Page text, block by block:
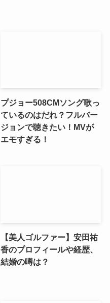
プジョー508CMソング歌っ
ているのはだれ？フルバー
ジョンで聴きたい！MVが
エモすぎる！
【美人ゴルファー】安田祐
香のプロフィールや経歴、
結婚の噂は？